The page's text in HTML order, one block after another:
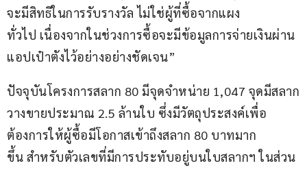
จะมีสิทธิในการรับรางวัล ไม่ใช่ผู้ที่ซื้อจากแผง
ทั่วไป เนื่องจากในช่วงการซื้อจะมีข้อมูลการจ่ายเงินผ่าน
แอปเป๋าตังไว้อย่างอย่างชัดเจน”
ปัจจุบันโครงการสลาก 80 มีจุดจำหน่าย 1,047 จุดมีสลาก
วางขายประมาณ 2.5 ล้านใบ ซึ่งมีวัตถุประสงค์เพื่อ
ต้องการให้ผู้ซื้อมีโอกาสเข้าถึงสลาก 80 บาทมาก
ขึ้น สำหรับตัวเลขที่มีการประทับอยู่บนใบสลากฯ ในส่วน